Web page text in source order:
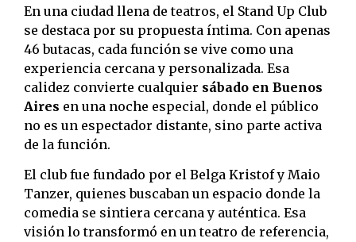
En una ciudad llena de teatros, el Stand Up Club
se destaca por su propuesta íntima. Con apenas
46 butacas, cada función se vive como una
experiencia cercana y personalizada. Esa
calidez convierte cualquier sábado en Buenos
Aires en una noche especial, donde el público
no es un espectador distante, sino parte activa
de la función.
El club fue fundado por el Belga Kristof y Maio
Tanzer, quienes buscaban un espacio donde la
comedia se sintiera cercana y auténtica. Esa
visión lo transformó en un teatro de referencia,